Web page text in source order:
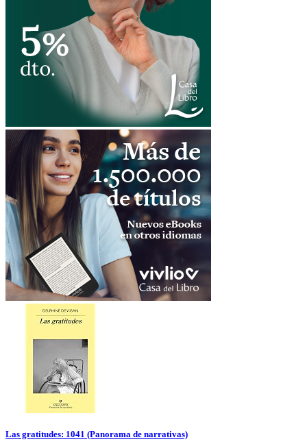
Las gratitudes: 1041 (Panorama de narrativas)